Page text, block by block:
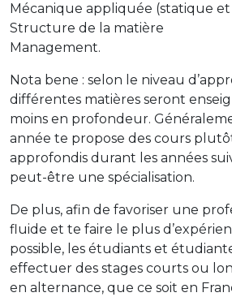
Mécanique appliquée (statique
Structure de la matière
Management.
Nota bene : selon le niveau
différentes matières seront
moins en profondeur.
année te propose des cours
approfondis durant les années
peut-être une spécialisation.
De plus, afin de favoriser une
fluide et te faire le plus
possible, les étudiants et
effectuer des stages courts ou
en alternance, que ce soit en